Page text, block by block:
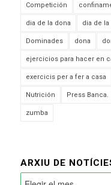
Competición
dia de la dona dia de
Dominades dona
ejercicios para hacer en
exercicis per a fer a casa
Nutrición Press Banca.
zumba
ARXIU DE